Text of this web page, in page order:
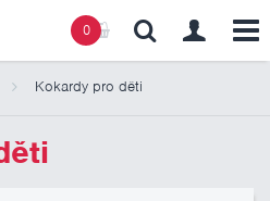
0
Kokardy pro děti